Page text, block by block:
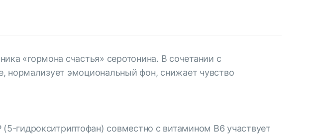
«гормона счастья» серотонина. В сочетании с
нормализует эмоциональный фон, снижает чувство
гидрокситриптофан) совместно с витамином В6 участвует